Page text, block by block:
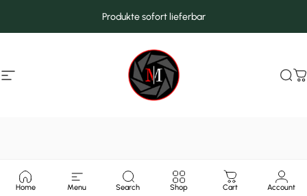
Produkte sofort lieferbar
Seitennavigation MarcMax Shop
Home Menu Search Shop Cart Account